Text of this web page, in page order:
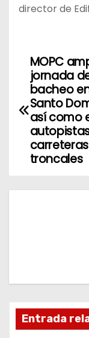
director de
N
v
a
d
MOPC
jornada
bacheo
Santo
así como
carreteras
troncales
Entrada